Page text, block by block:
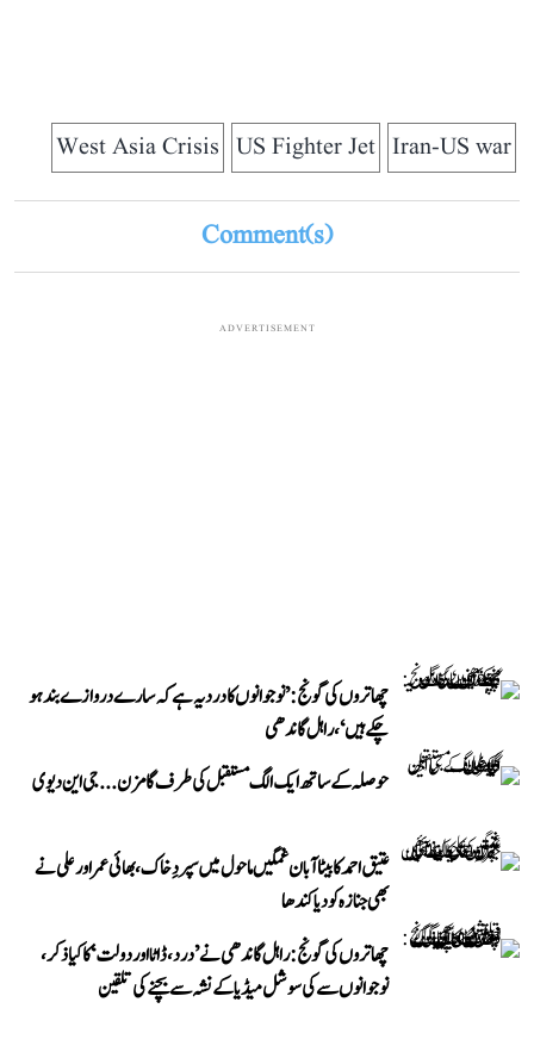
Iran-US war
US Fighter Jet
West Asia Crisis
Comment(s)
ADVERTISEMENT
چھاتروں کی گونج: ’نوجوانوں کا درد یہ ہے کہ سارے دروازے بند ہو
چکے ہیں‘، راہل گاندھی
حوصلہ کے ساتھ ایک الگ مستقبل کی طرف گامزن... جی این دیوی
عتیق احمد کا بیٹا آبان غمگین ماحول میں سپردِ خاک، بھائی عمر اور علی نے
بھی جنازہ کو دیا کندھا
چھاتروں کی گونج: راہل گاندھی نے ’درد، ڈاٹا اور دولت‘ کا کیا ذکر،
نوجوانوں سے کی سوشل میڈیا کے نشہ سے بچنے کی تلقین